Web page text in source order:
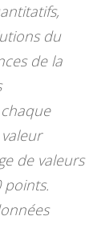
du
de la
de valeurs
points.